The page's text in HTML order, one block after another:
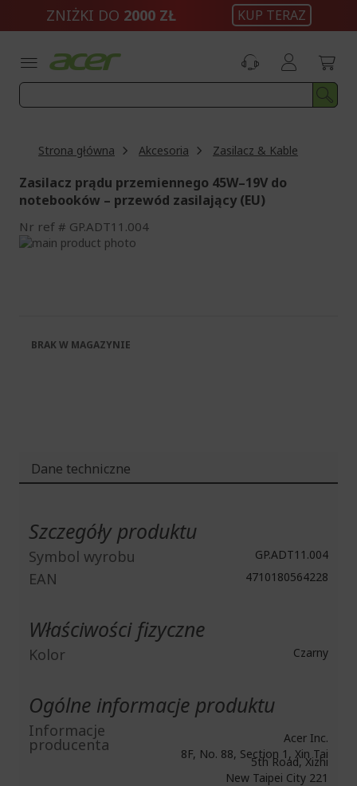
ZNIŻKI DO 2000 ZŁ KUP TERAZ
Strona główna Akcesoria Zasilacz & Kable
Zasilacz prądu przemiennego 45W–19V do
notebooków – przewód zasilający (EU)
Nr ref GP.ADT11.004
Przejdź
BRAK W MAGAZYNIE
Dane techniczne
Szczegóły produktu
Symbol wyrobu GP.ADT11.004
EAN 4710180564228
Właściwości fizyczne
Kolor Czarny
Ogólne informacje produktu
Informacje
producenta
Acer Inc.
8F, No. 88, Section 1, Xin Tai
5th Road, Xizhi
New Taipei City 221